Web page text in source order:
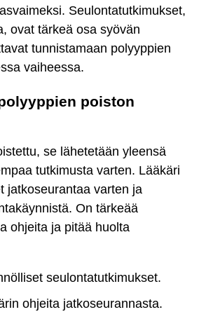
Seulontatutkimukset,
ovat tärkeä osa syövän
tunnistamaan polyyppien
vaiheessa.
poiston
se lähetetään yleensä
tutkimusta varten. Lääkäri
jatkoseurantaa varten ja
On tärkeää
ohjeita ja pitää huolta
seulontatutkimukset.
ohjeita jatkoseurannasta.